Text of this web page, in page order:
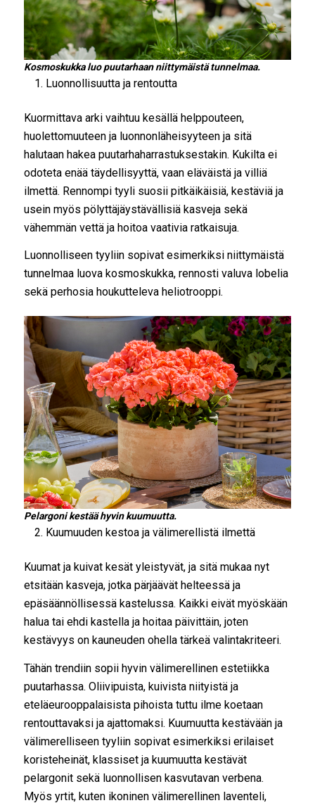
Kosmoskukka luo puutarhaan niittymäistä tunnelmaa.
Luonnollisuutta ja rentoutta
Kuormittava arki vaihtuu kesällä helppouteen,
huolettomuuteen ja luonnonläheisyyteen ja sitä
halutaan hakea puutarhaharrastuksestakin. Kukilta ei
odoteta enää täydellisyyttä, vaan eläväistä ja villiä
ilmettä. Rennompi tyyli suosii pitkäikäisiä, kestäviä ja
usein myös pölyttäjäystävällisiä kasveja sekä
vähemmän vettä ja hoitoa vaativia ratkaisuja.
Luonnolliseen tyyliin sopivat esimerkiksi niittymäistä
tunnelmaa luova kosmoskukka, rennosti valuva lobelia
sekä perhosia houkutteleva heliotrooppi.
Pelargoni kestää hyvin kuumuutta.
Kuumuuden kestoa ja välimerellistä ilmettä
Kuumat ja kuivat kesät yleistyvät, ja sitä mukaa nyt
etsitään kasveja, jotka pärjäävät helteessä ja
epäsäännöllisessä kastelussa. Kaikki eivät myöskään
halua tai ehdi kastella ja hoitaa päivittäin, joten
kestävyys on kauneuden ohella tärkeä valintakriteeri.
Tähän trendiin sopii hyvin välimerellinen estetiikka
puutarhassa. Oliivipuista, kuivista niityistä ja
eteläeurooppalaisista pihoista tuttu ilme koetaan
rentouttavaksi ja ajattomaksi. Kuumuutta kestävään ja
välimerelliseen tyyliin sopivat esimerkiksi erilaiset
koristeheinät, klassiset ja kuumuutta kestävät
pelargonit sekä luonnollisen kasvutavan verbena.
Myös yrtit, kuten ikoninen välimerellinen laventeli,